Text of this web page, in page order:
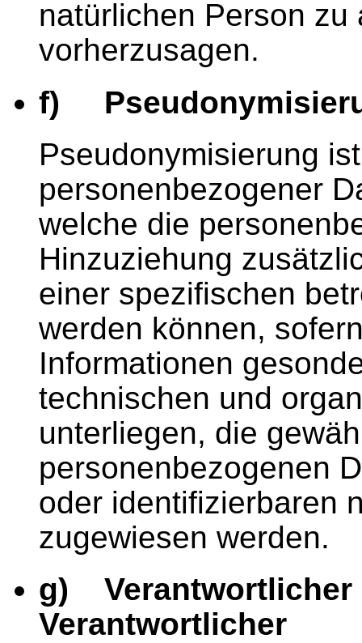
natürlichen Person zu
vorherzusagen.
f)
Pseudonymisierung
personenbezogener
welche die
Hinzuziehung
einer spezifischen
werden können,
Informationen
technischen und
unterliegen, die
personenbezogenen
oder identifizierbaren
zugewiesen werden.
g) Verantwortlicher
Verantwortlicher